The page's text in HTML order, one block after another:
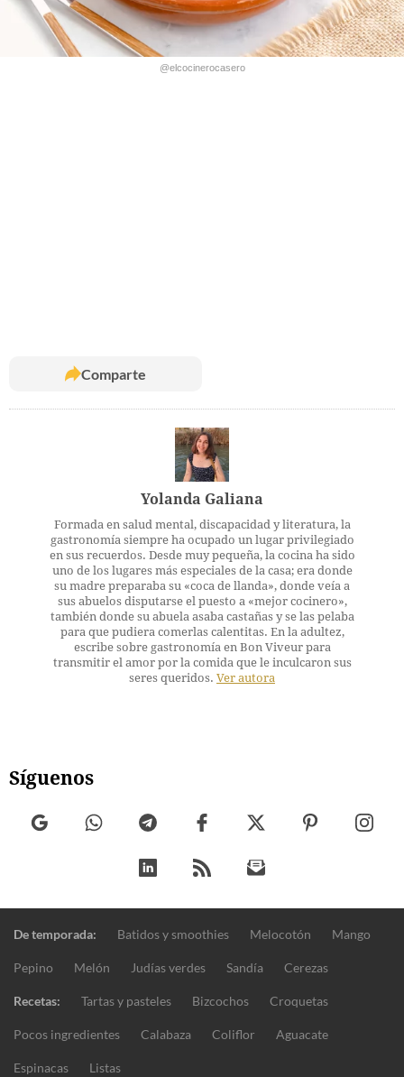
@elcocinerocasero
Comparte
Yolanda Galiana
Formada en salud mental, discapacidad y literatura, la
gastronomía siempre ha ocupado un lugar privilegiado
en sus recuerdos. Desde muy pequeña, la cocina ha sido
uno de los lugares más especiales de la casa; era donde
su madre preparaba su «coca de llanda», donde veía a
sus abuelos disputarse el puesto a «mejor cocinero»,
también donde su abuela asaba castañas y se las pelaba
para que pudiera comerlas calentitas. En la adultez,
escribe sobre gastronomía en Bon Viveur para
transmitir el amor por la comida que le inculcaron sus
seres queridos. Ver autora
Síguenos
De temporada: Batidos y smoothies Melocotón Mango
Pepino Melón Judías verdes Sandía Cerezas
Recetas: Tartas y pasteles Bizcochos Croquetas
Pocos ingredientes Calabaza Coliflor Aguacate
Espinacas Listas